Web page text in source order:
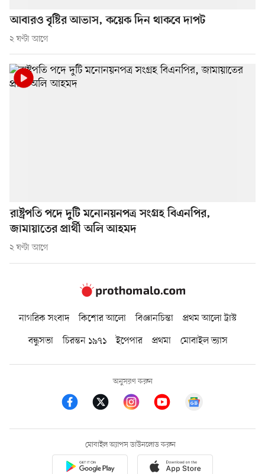
আবারও বৃষ্টির আভাস, কয়েক দিন থাকবে দাপট
২ ঘণ্টা আগে
রাষ্ট্রপতি পদে দুটি মনোনয়নপত্র সংগ্রহ বিএনপির,
জামায়াতের প্রার্থী অলি আহমদ
২ ঘণ্টা আগে
নাগরিক সংবাদ কিশোর আলো বিজ্ঞানচিন্তা
প্রথম আলো ট্রাস্ট
বন্ধুসভা
চিরন্তন ১৯৭১ ইপেপার প্রথমা মোবাইল ভ্যাস
অনুসরণ করুন
মোবাইল অ্যাপস ডাউনলোড করুন